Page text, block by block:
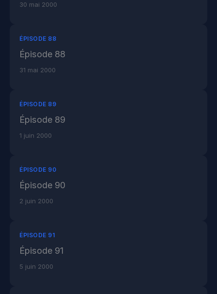
30 mai 2000
ÉPISODE 88
Épisode 88
31 mai 2000
ÉPISODE 89
Épisode 89
1 juin 2000
ÉPISODE 90
Épisode 90
2 juin 2000
ÉPISODE 91
Épisode 91
5 juin 2000